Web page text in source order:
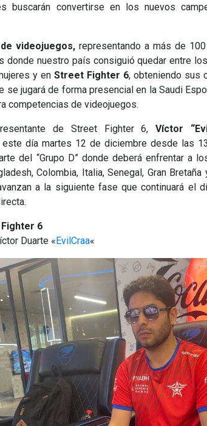
buscarán convertirse en los nuevos
videojuegos, representando a más de
donde nuestro país consiguió quedar entre
y enStreet Fighter 6, obteniendo sus
se jugará de forma presencial en la Saudi
competencias de videojuegos.
de Street Fighter 6,Víctor
este día martes 12 de diciembre desde las
del “Grupo D” donde deberá enfrentar a
Colombia, Italia, Senegal, Gran
a la siguiente fase que continuará el
6
Duarte «EvilCraa«